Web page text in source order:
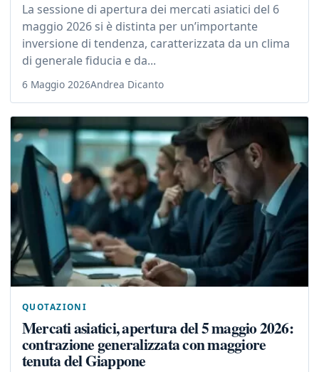
La sessione di apertura dei mercati asiatici del 6
maggio 2026 si è distinta per un’importante
inversione di tendenza, caratterizzata da un clima
di generale fiducia e da...
6 Maggio 2026Andrea Dicanto
QUOTAZIONI
Mercati asiatici, apertura del 5 maggio 2026:
contrazione generalizzata con maggiore
tenuta del Giappone